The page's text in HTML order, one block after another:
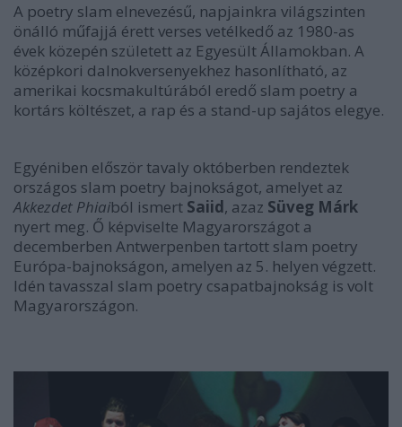
A poetry slam elnevezésű, napjainkra világszinten
önálló műfajjá érett verses vetélkedő az 1980-as
évek közepén született az Egyesült Államokban. A
középkori dalnokversenyekhez hasonlítható, az
amerikai kocsmakultúrából eredő slam poetry a
kortárs költészet, a rap és a stand-up sajátos elegye.
Egyéniben először tavaly októberben rendeztek
országos slam poetry bajnokságot, amelyet az
Akkezdet Phiaiból ismert Saiid, azaz Süveg Márk
nyert meg. Ő képviselte Magyarországot a
decemberben Antwerpenben tartott slam poetry
Európa-bajnokságon, amelyen az 5. helyen végzett.
Idén tavasszal slam poetry csapatbajnokság is volt
Magyarországon.